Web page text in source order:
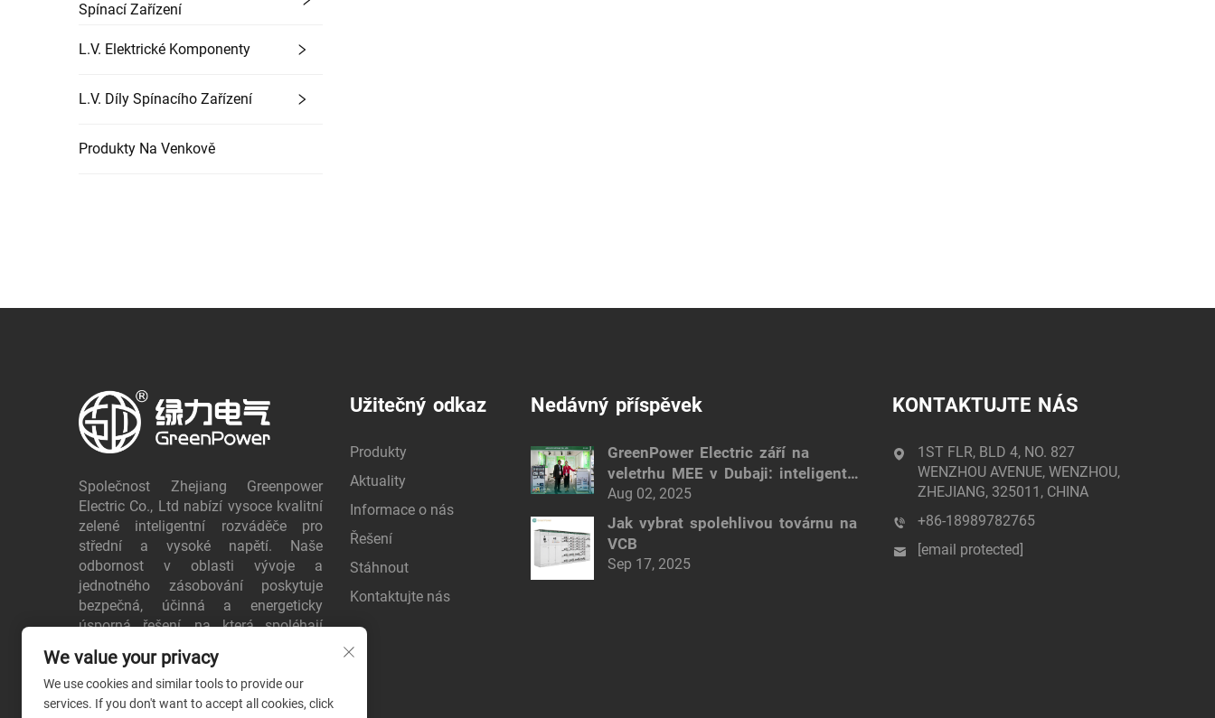
Spínací Zařízení
L.V. Elektrické Komponenty
L.V. Díly Spínacího Zařízení
Produkty Na Venkově
Společnost Zhejiang Greenpower
Electric Co., Ltd nabízí vysoce kvalitní
zelené inteligentní rozváděče pro
střední a vysoké napětí. Naše
odbornost v oblasti vývoje a
jednotného zásobování poskytuje
bezpečná, účinná a energeticky
úsporná řešení, na která spoléhají
zákazníci po celém světě. Požádejte
ještě dnes o cenovou nabídku.
Užitečný odkaz
Produkty
Aktuality
Informace o nás
Řešení
Stáhnout
Kontaktujte nás
Nedávný příspěvek
GreenPower Electric září na
veletrhu MEE v Dubaji: inteligentní
elektrická řešení
Aug 02, 2025
Jak vybrat spolehlivou továrnu na
VCB
Sep 17, 2025
KONTAKTUJTE NÁS
1ST FLR, BLD 4, NO. 827
WENZHOU AVENUE, WENZHOU,
ZHEJIANG, 325011, CHINA
+86-18989782765
[email protected]
We value your privacy
We use cookies and similar tools to provide our
services. If you don't want to accept all cookies, click